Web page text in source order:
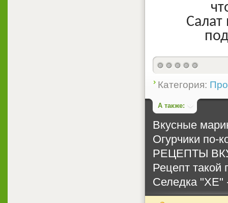
Салат
Категория:
А также:
Вкусные
Огурчики по-
РЕЦЕПТЫ
Рецепт такой
Селедка "ХЕ"